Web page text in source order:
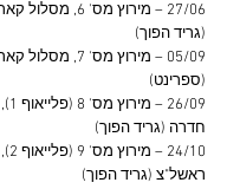
27/06 – מירוץ מס'
(גריד הפוך)
05/09 – מירוץ מס'
(ספרינט)
חדרה (גריד הפוך)
ראשל"צ (גריד הפוך)